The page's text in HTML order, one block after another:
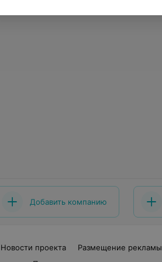
Добавить компанию
Новости проекта Размещение рекламы